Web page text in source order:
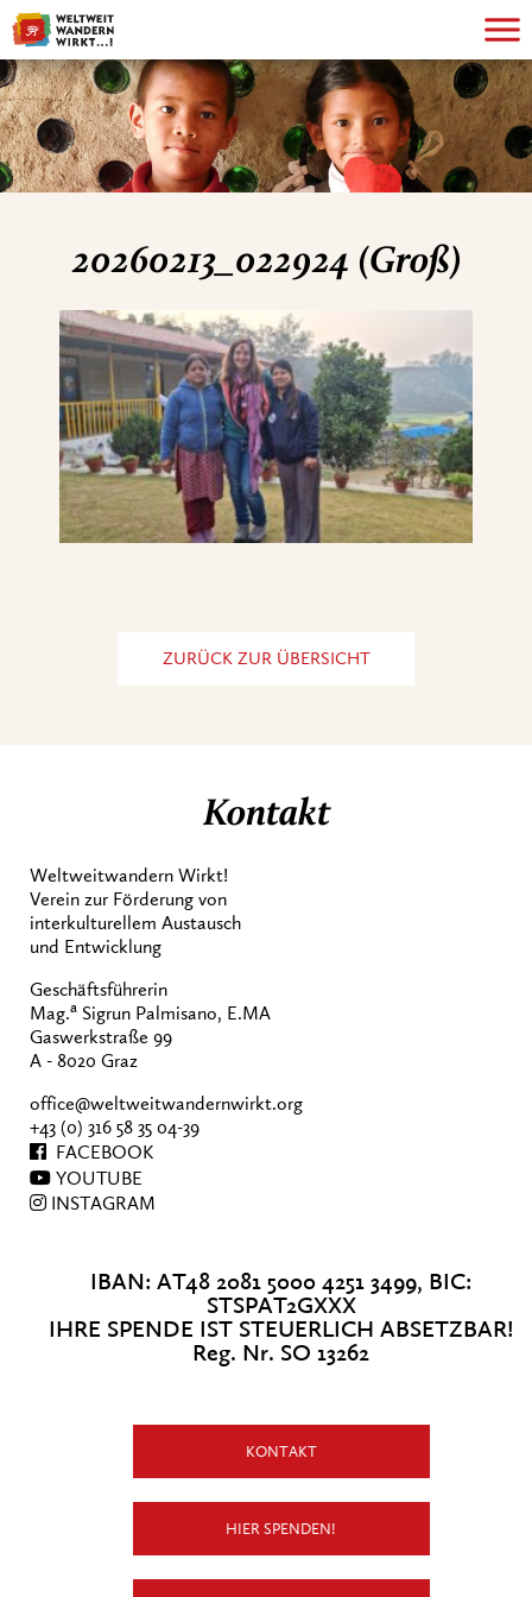
20260213_022924 (Groß)
ZURÜCK ZUR ÜBERSICHT
Kontakt
Weltweitwandern Wirkt!
Verein zur Förderung von
interkulturellem Austausch
und Entwicklung
Geschäftsführerin
Mag.a Sigrun Palmisano, E.MA
Gaswerkstraße 99
A - 8020 Graz
office@weltweitwandernwirkt.org
+43 (0) 316 58 35 04-39
FACEBOOK
YOUTUBE
INSTAGRAM
IBAN: AT48 2081 5000 4251 3499, BIC:
STSPAT2GXXX
IHRE SPENDE IST STEUERLICH ABSETZBAR!
Reg. Nr. SO 13262
KONTAKT
HIER SPENDEN!